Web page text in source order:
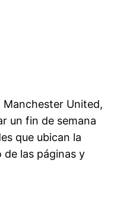
Manchester United,
un fin de semana
que ubican la
las páginas y